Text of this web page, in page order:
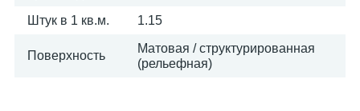
Штук в 1 кв.м. 1.15
Поверхность
Матовая / структурированная
(рельефная)